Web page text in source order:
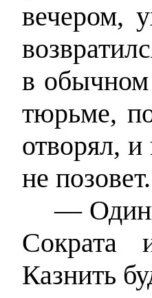
вечером,
в
тюрьме,
отворял,
не позовет.
—
Сократа
Казнить